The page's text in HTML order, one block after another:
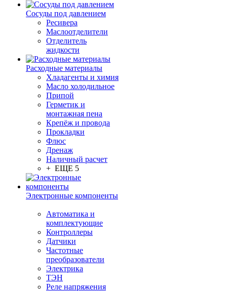
Сосуды под давлением
Ресивера
Маслоотделители
Отделитель
жидкости
Расходные материалы
Хладагенты и химия
Масло холодильное
Припой
Герметик и
монтажная пена
Крепёж и провода
Прокладки
Флюс
Дренаж
Наличный расчет
+ ЕЩЕ 5
Электронные компоненты
Автоматика и
комплектующие
Контроллеры
Датчики
Частотные
преобразователи
Электрика
ТЭН
Реле напряжения